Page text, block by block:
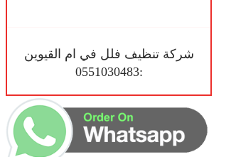
شركة تنظيف فلل في ام القيوين
:0551030483